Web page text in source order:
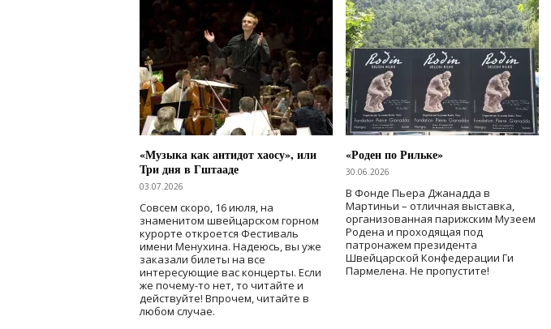
«Музыка как антидот хаосу», или
Три дня в Гштааде
03.07.2026
Совсем скоро, 16 июля, на
знаменитом швейцарском горном
курорте откроется Фестиваль
имени Менухина. Надеюсь, вы уже
заказали билеты на все
интересующие вас концерты. Если
же почему-то нет, то читайте и
действуйте! Впрочем, читайте в
любом случае.
«Роден по Рильке»
30.06.2026
В Фонде Пьера Джанадда в
Мартиньи – отличная выставка,
организованная парижским Музеем
Родена и проходящая под
патронажем президента
Швейцарской Конфедерации Ги
Пармелена. Не пропустите!